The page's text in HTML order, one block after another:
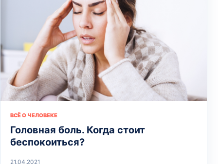
ВСЁ О ЧЕЛОВЕКЕ
Головная боль. Когда стоит
беспокоиться?
21.04.2021